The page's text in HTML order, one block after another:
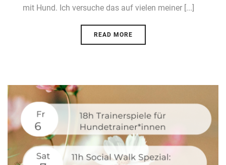
mit Hund. Ich versuche das auf vielen meiner [...]
READ MORE